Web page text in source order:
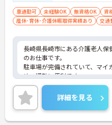
車通勤可 未経験OK 無資格OK 資
産休･育休･介護休暇取得実績あり
交通
長崎県長崎市にある介護老人保
のお仕事です。
駐車場が完備されていて、マイ
め、通勤に便利です。
ご興味ある方には、面接対策ポ
詳細をお話しいたしますのでお
い。
詳細を見る